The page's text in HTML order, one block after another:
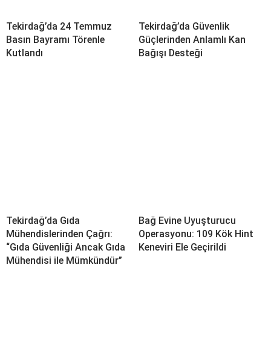
Tekirdağ’da 24 Temmuz
Basın Bayramı Törenle
Kutlandı
Tekirdağ’da Güvenlik
Güçlerinden Anlamlı Kan
Bağışı Desteği
Tekirdağ’da Gıda
Mühendislerinden Çağrı:
“Gıda Güvenliği Ancak Gıda
Mühendisi ile Mümkündür”
Bağ Evine Uyuşturucu
Operasyonu: 109 Kök Hint
Keneviri Ele Geçirildi